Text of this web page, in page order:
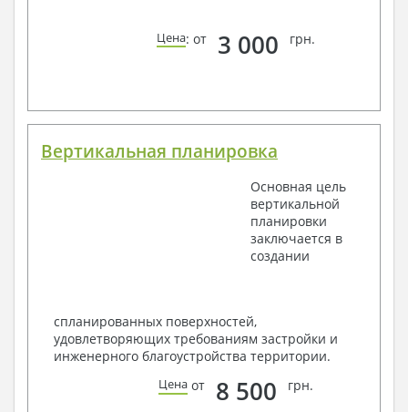
Цена: от 3 000 грн.
Вертикальная планировка
Основная цель
вертикальной
планировки
заключается в
создании
спланированных поверхностей,
удовлетворяющих требованиям застройки и
инженерного благоустройства территории.
Цена от 8 500 грн.